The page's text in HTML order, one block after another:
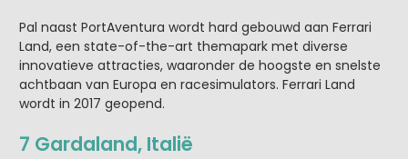
Pal naast PortAventura wordt hard gebouwd aan Ferrari
Land, een state-of-the-art themapark met diverse
innovatieve attracties, waaronder de hoogste en snelste
achtbaan van Europa en racesimulators. Ferrari Land
wordt in 2017 geopend.
7 Gardaland, Italië